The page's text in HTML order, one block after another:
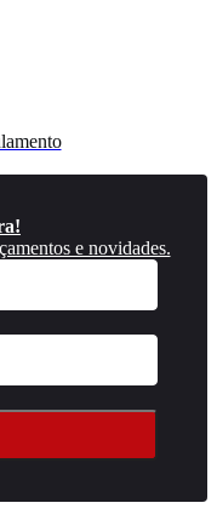
e novidades.